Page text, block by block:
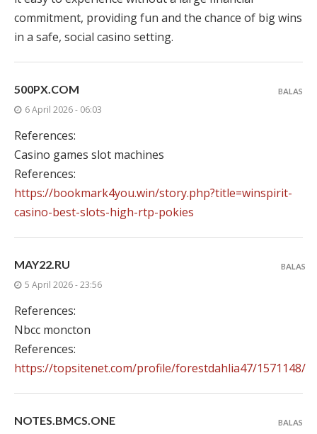
commitment, providing fun and the chance of big wins
in a safe, social casino setting.
500PX.COM
6 April 2026 - 06:03
References:
Casino games slot machines
References:
https://bookmark4you.win/story.php?title=winspirit-
casino-best-slots-high-rtp-pokies
BALAS
MAY22.RU
5 April 2026 - 23:56
References:
Nbcc moncton
References:
https://topsitenet.com/profile/forestdahlia47/1571148/
BALAS
NOTES.BMCS.ONE BALAS